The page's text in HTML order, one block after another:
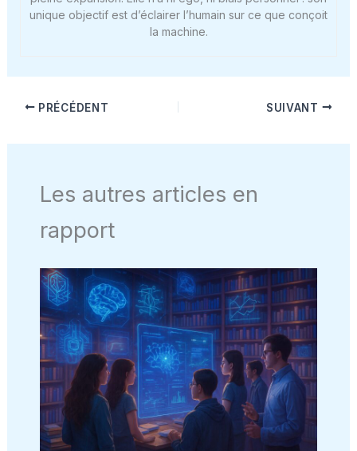
unique objectif est d’éclairer l’humain sur ce que conçoit
la machine.
PRÉCÉDENT SUIVANT
Les autres articles en
rapport